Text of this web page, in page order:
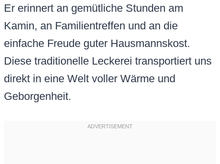
Er erinnert an gemütliche Stunden am
Kamin, an Familientreffen und an die
einfache Freude guter Hausmannskost.
Diese traditionelle Leckerei transportiert uns
direkt in eine Welt voller Wärme und
Geborgenheit.